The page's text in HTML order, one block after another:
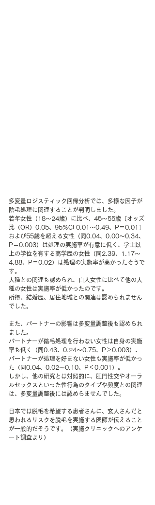
多変量ロジスティック回帰分析では、多様な因子が
陰毛処理に関連することが判明しました。
若年女性（18～24歳）に比べ、45～55歳〔オッズ
比（OR）0.05、95％CI 0.01～0.49、P＝0.01〕
および55歳を超える女性（同0.04、0.00～0.34、
P＝0.003）は処理の実施率が有意に低く、学士以
上の学位を有する高学歴の女性（同2.39、1.17～
4.88、P＝0.02）は処理の実施率が高かったそうで
す。
人種との関連も認められ、白人女性に比べて他の人
種の女性は実施率が低かったのです。
所得、結婚歴、居住地域との関連は認められません
でした。
また、パートナーの影響は多変量調整後も認められ
ました。
パートナーが陰毛処理を行わない女性は自身の実施
率も低く（同0.43、0.24～0.75、P＞0.003）、
パートナーが処理を好まない女性も実施率が低かっ
た（同0.04、0.02～0.10、P＜0.001）。
しかし、他の研究とは対照的に、肛門性交やオーラ
ルセックスといった性行為のタイプや頻度との関連
は、多変量調整後には認めらませんでした。
日本では脱毛を希望する患者さんに、玄人さんだと
思われるリスクを脱毛を実施する医師が伝えること
が一般的だそうです。（実施クリニックへのアンケ
ート調査より）